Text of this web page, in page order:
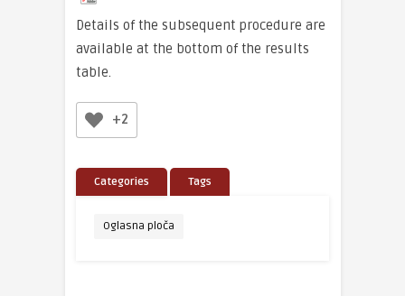
Details of the subsequent procedure are
available at the bottom of the results
table.
+2
Categories Tags
Oglasna ploča